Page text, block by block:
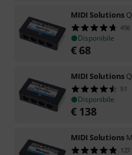
MIDI Solutions
456
Disponibile
€ 68
MIDI Solutions
51
Disponibile
€ 138
MIDI Solutions
127